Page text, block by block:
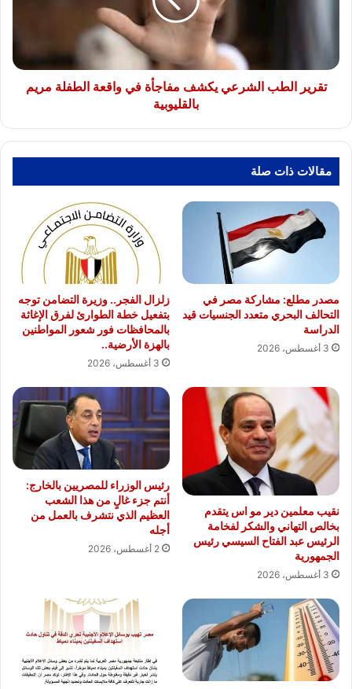
مريم
بالقليوبية
تقرير الطب الشرعي يكشف مفاجأة في واقعة الطفلة مريم
بالقليوبية
مقالات ذات صلة
مصدر مطلع: مشاركة مصر في
التحالف البحري متعدد الجنسيات قيد
الدراسة
3 أغسطس، 2026
زلزال الفجر.. وزيرة التضامن توجه
بتفعيل خطة الطوارئ لفرق الإغاثة
بالمحافظات فور شعور المواطنين
بالهزة الأرضية..
3 أغسطس، 2026
نقيب معلمين دير مو اس يتقدم
بخالص التهاني والشكر لفخامة
الرئيس عبد الفتاح السيسي رئيس
الجمهورية
3 أغسطس، 2026
رئيس الوزراء للمصريين بالخارج:
أنتم جزء غالٍ من هذا الشعب
العظيم الذي نتشرف بالعمل من
أجله
2 أغسطس، 2026